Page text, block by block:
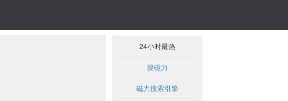
24小时最热
搜磁力
磁力搜索引擎